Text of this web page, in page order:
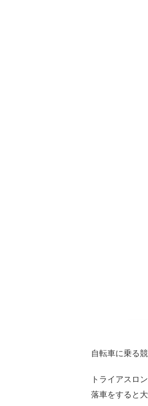
自転車に乗る
トライアスロ
落車をすると